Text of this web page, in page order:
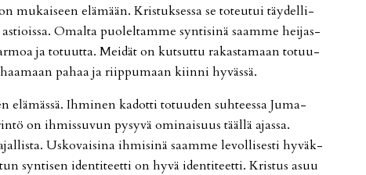
mu­kai­seen elä­mään. Kris­tuk­ses­sa se to­teu­tui täy­del­li­
as­ti­ois­sa. Omal­ta puo­lel­tam­me syn­ti­si­nä saam­me hei­jas­
ja to­tuut­ta. Mei­dät on kut­sut­tu ra­kas­ta­maan to­tuu­
pa­haa ja riip­pu­maan kiin­ni hy­väs­sä.
Ih­mi­nen ka­dot­ti to­tuu­den suh­tees­sa Ju­ma­
on ih­mis­su­vun py­sy­vä omi­nai­suus tääl­lä ajas­sa.
Us­ko­vai­si­na ih­mi­si­nä saam­me le­vol­li­ses­ti hy­väk­
syn­ti­sen iden­ti­teet­ti on hyvä iden­ti­teet­ti. Kris­tus asuu